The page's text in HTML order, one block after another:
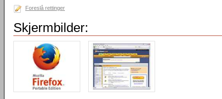
Foreslå rettinger
Skjermbilder: